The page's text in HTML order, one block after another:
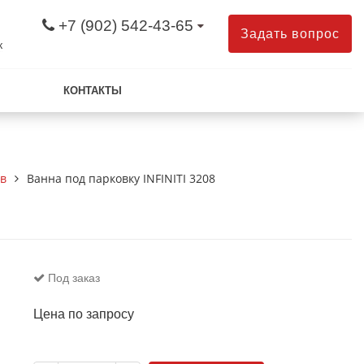
+7 (902) 542-43-65 Задать вопрос
КОНТАКТЫ
Ванна под парковку INFINITI 3208
Под заказ
Цена по запросу